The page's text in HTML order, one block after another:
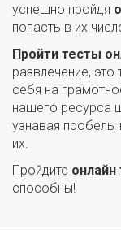
успешно пройдя
попасть в их
Пройти тесты
развлечение,
себя на
нашего ресурса
узнавая пробелы
их.
Пройдите онлайн
способны!